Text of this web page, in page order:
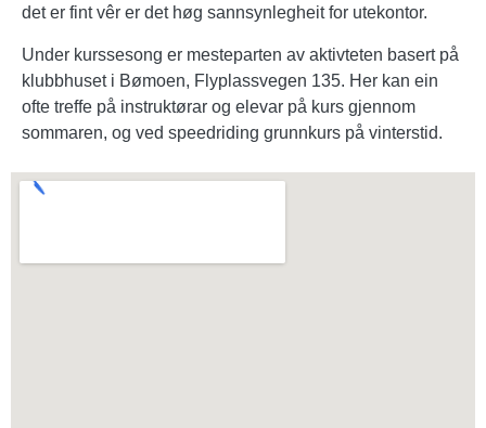
det er fint vêr er det høg sannsynlegheit for utekontor.
Under kurssesong er mesteparten av aktivteten basert på
klubbhuset i Bømoen, Flyplassvegen 135. Her kan ein
ofte treffe på instruktørar og elevar på kurs gjennom
sommaren, og ved speedriding grunnkurs på vinterstid.